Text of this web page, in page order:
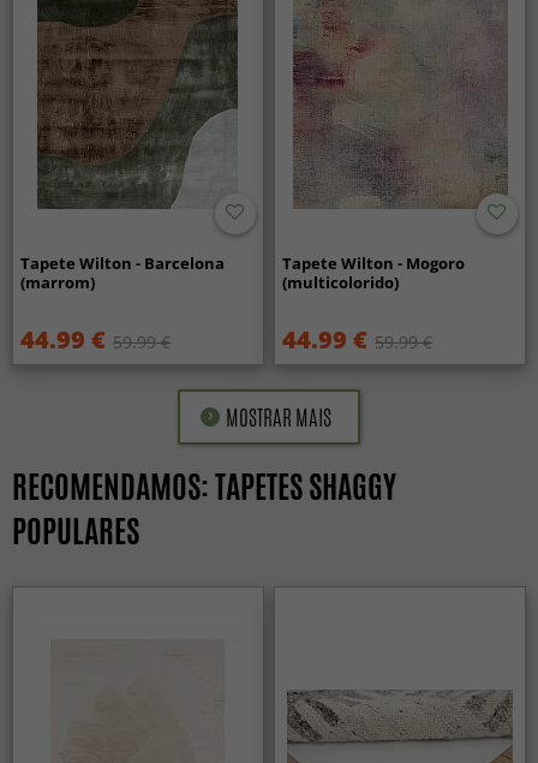
Tapete Wilton - Barcelona
(marrom)
44.99 € 59.99 €
Tapete Wilton - Mogoro
(multicolorido)
44.99 € 59.99 €
MOSTRAR MAIS
RECOMENDAMOS: TAPETES SHAGGY
POPULARES